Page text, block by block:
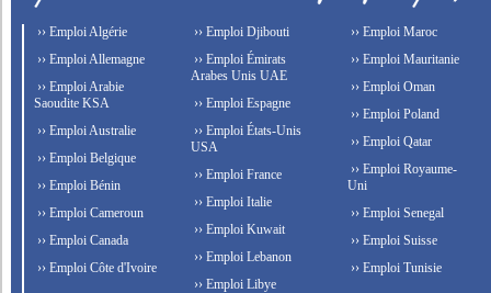
›› Emploi Algérie
›› Emploi Allemagne
›› Emploi Arabie
Saoudite KSA
›› Emploi Australie
›› Emploi Belgique
›› Emploi Bénin
›› Emploi Cameroun
›› Emploi Canada
›› Emploi Côte d'Ivoire
›› Emploi Djibouti
›› Emploi Émirats
Arabes Unis UAE
›› Emploi Espagne
›› Emploi États-Unis
USA
›› Emploi France
›› Emploi Italie
›› Emploi Kuwait
›› Emploi Lebanon
›› Emploi Libye
›› Emploi Maroc
›› Emploi Mauritanie
›› Emploi Oman
›› Emploi Poland
›› Emploi Qatar
›› Emploi Royaume-
Uni
›› Emploi Senegal
›› Emploi Suisse
›› Emploi Tunisie